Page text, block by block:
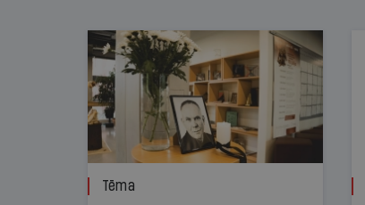
Tēma